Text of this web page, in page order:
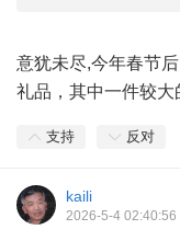
意犹未尽,今年春节
礼品，其中一件较大
支持 反对
kaili
2026-5-4 02:40:56